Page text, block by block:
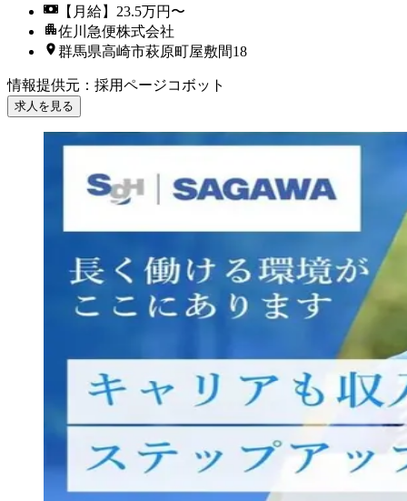
【月給】23.5万円〜
佐川急便株式会社
群馬県高崎市萩原町屋敷間18
情報提供元 ： 採用ページコボット
求人を見る